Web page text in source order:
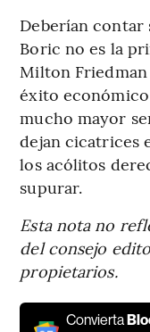
Deberían contar
Boric no es la
Milton
éxito económico
mucho mayor
dejan cicatrices
los acólitos
supurar.
Esta nota no
del consejo
propietarios.
Convierta